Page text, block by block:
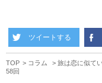
ツイートする
TOP コラム
旅は恋に似て
58回